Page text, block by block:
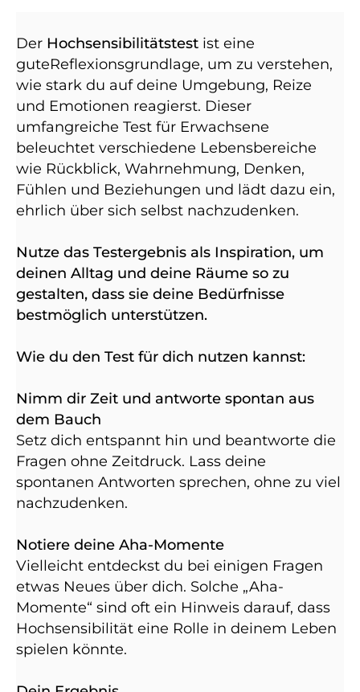
Der Hochsensibilitätstest ist eine
guteReflexionsgrundlage, um zu verstehen,
wie stark du auf deine Umgebung, Reize
und Emotionen reagierst. Dieser
umfangreiche Test für Erwachsene
beleuchtet verschiedene Lebensbereiche
wie Rückblick, Wahrnehmung, Denken,
Fühlen und Beziehungen und lädt dazu ein,
ehrlich über sich selbst nachzudenken.
Nutze das Testergebnis als Inspiration, um
deinen Alltag und deine Räume so zu
gestalten, dass sie deine Bedürfnisse
bestmöglich unterstützen.
Wie du den Test für dich nutzen kannst:
Nimm dir Zeit und antworte spontan aus
dem Bauch
Setz dich entspannt hin und beantworte die
Fragen ohne Zeitdruck. Lass deine
spontanen Antworten sprechen, ohne zu viel
nachzudenken.
Notiere deine Aha-Momente
Vielleicht entdeckst du bei einigen Fragen
etwas Neues über dich. Solche „Aha-
Momente“ sind oft ein Hinweis darauf, dass
Hochsensibilität eine Rolle in deinem Leben
spielen könnte.